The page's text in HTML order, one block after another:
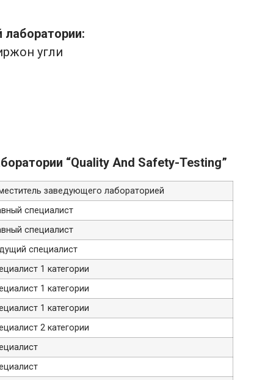
лаборатории:
угли
“Quality And Safety-Testing”
заведующего лабораторией
специалист
специалист
специалист
1 категории
1 категории
1 категории
2 категории